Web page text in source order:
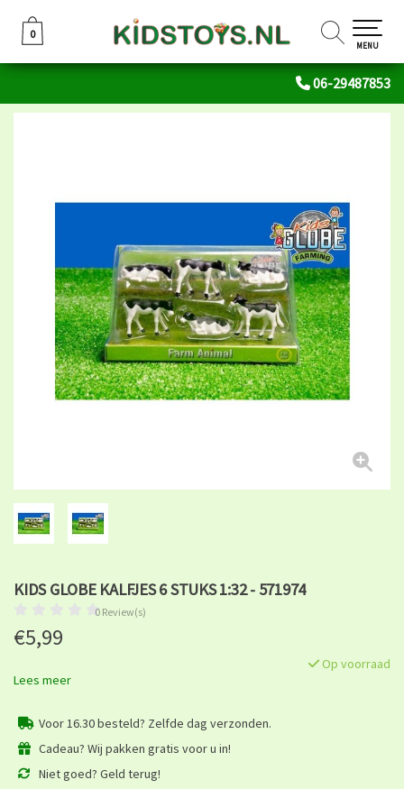
06-29487853
0
0
MENU
KIDS GLOBE KALFJES 6 STUKS 1:32 - 571974
0 Review(s)
€5,99
Op voorraad
Lees meer
Voor 16.30 besteld? Zelfde dag verzonden.
Cadeau? Wij pakken gratis voor u in!
Niet goed? Geld terug!